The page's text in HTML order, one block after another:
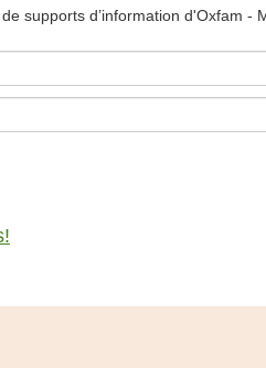
supports d’information d'Oxfam -